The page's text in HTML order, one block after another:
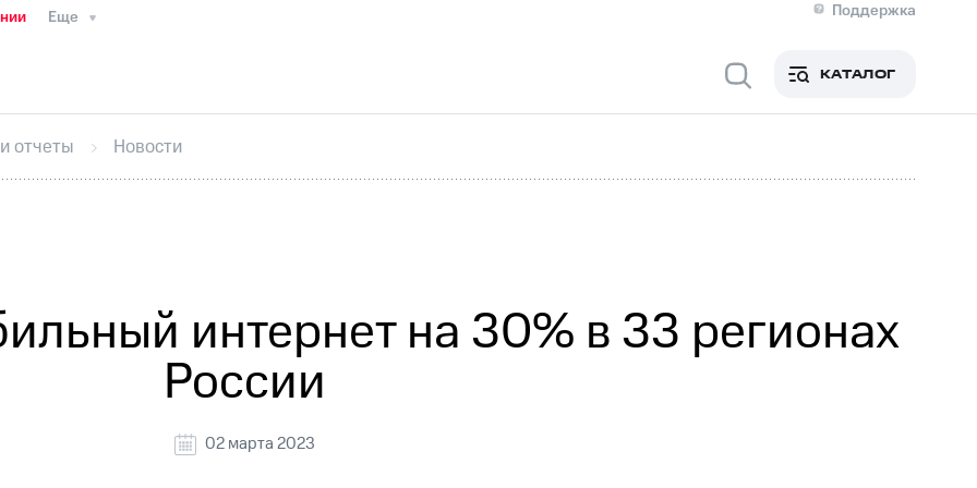
Еще
Поддержка
Медиа-центр
ИнтервьюФинансовая отчетностьКонтактыНовости в регионе
секретарьРаскрытие информации
кабинет акционераАкционерный капиталКонтроль и аудитРынок акций
КАТАЛОГ
отчеты Новости
интернет на 30% в 33 регионах
России
02 марта 2023